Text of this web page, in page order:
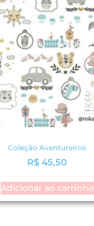
Coleção Aventureiros
R$ 45,50
Adicionar ao carrinho